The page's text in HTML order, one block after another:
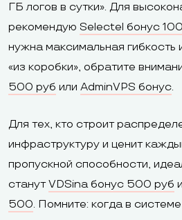
ГБ логов в сутки». Для
рекомендую Selectel бонус
нужна максимальная гибкость
«из коробки», обратите
500 руб или AdminVPS бонус.
Для тех, кто строит
инфраструктуру и ценит
пропускной способности,
станутVDSina бонус 500 руб и
500. Помните: когда в